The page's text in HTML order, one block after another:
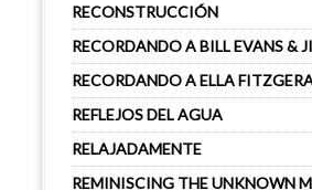
RECONSTRUCCIÓN
RECORDANDO A BILL EVANS &
RECORDANDO A ELLA
REFLEJOS DEL AGUA
RELAJADAMENTE
REMINISCING THE UNKNOWN